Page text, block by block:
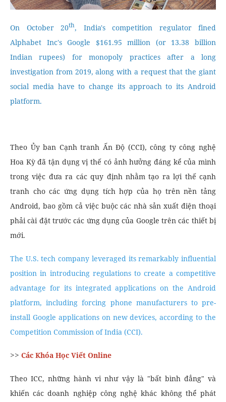
On October 20th, India's competition regulator fined
Alphabet Inc's Google $161.95 million (or 13.38 billion
Indian rupees) for monopoly practices after a long
investigation from 2019, along with a request that the giant
social media have to change its approach to its Android
platform.
Theo Ủy ban Cạnh tranh Ấn Độ (CCI), công ty công nghệ
Hoa Kỳ đã tận dụng vị thế có ảnh hưởng đáng kể của mình
trong việc đưa ra các quy định nhằm tạo ra lợi thế cạnh
tranh cho các ứng dụng tích hợp của họ trên nền tảng
Android, bao gồm cả việc buộc các nhà sản xuất điện thoại
phải cài đặt trước các ứng dụng của Google trên các thiết bị
mới.
The U.S. tech company leveraged its remarkably influential
position in introducing regulations to create a competitive
advantage for its integrated applications on the Android
platform, including forcing phone manufacturers to pre-
install Google applications on new devices, according to the
Competition Commission of India (CCI).
>> Các Khóa Học Viết Online
Theo ICC, những hành vi như vậy là "bất bình đẳng" và
khiến các doanh nghiệp công nghệ khác không thể phát